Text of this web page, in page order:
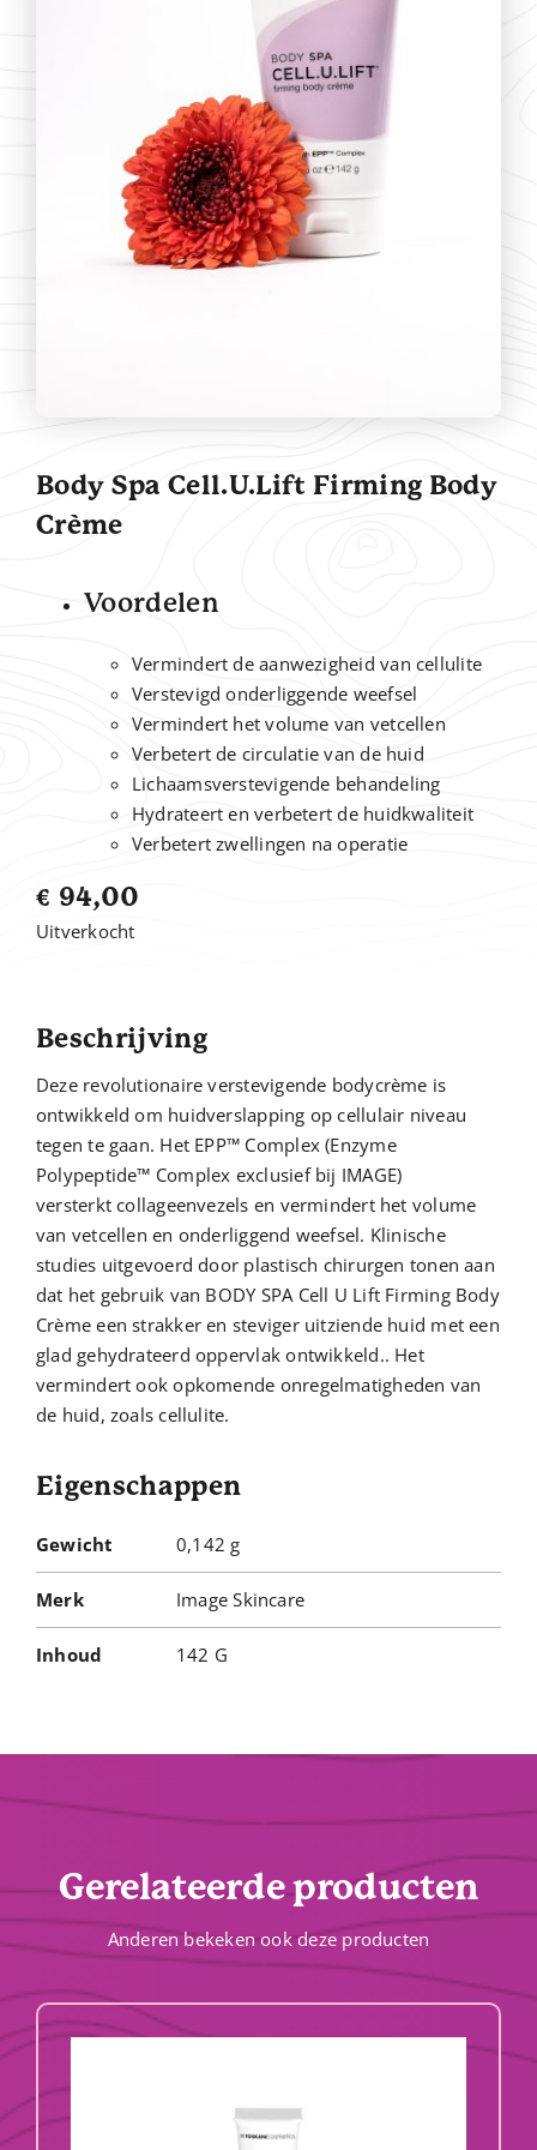
Body Spa Cell.U.Lift Firming Body
Crème
Voordelen
Vermindert de aanwezigheid van cellulite
Verstevigd onderliggende weefsel
Vermindert het volume van vetcellen
Verbetert de circulatie van de huid
Lichaamsverstevigende behandeling
Hydrateert en verbetert de huidkwaliteit
Verbetert zwellingen na operatie
€ 94,00
Uitverkocht
Beschrijving
Deze revolutionaire verstevigende bodycrème is
ontwikkeld om huidverslapping op cellulair niveau
tegen te gaan. Het EPP™ Complex (Enzyme
Polypeptide™ Complex exclusief bij IMAGE)
versterkt collageenvezels en vermindert het volume
van vetcellen en onderliggend weefsel. Klinische
studies uitgevoerd door plastisch chirurgen tonen aan
dat het gebruik van BODY SPA Cell U Lift Firming Body
Crème een strakker en steviger uitziende huid met een
glad gehydrateerd oppervlak ontwikkeld.. Het
vermindert ook opkomende onregelmatigheden van
de huid, zoals cellulite.
Eigenschappen
Gewicht 0,142 g
Merk Image Skincare
Inhoud 142 G
Gerelateerde producten
Anderen bekeken ook deze producten